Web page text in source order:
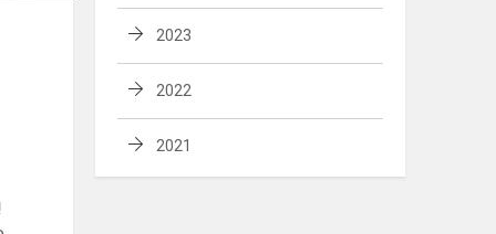
2023
2022
2021